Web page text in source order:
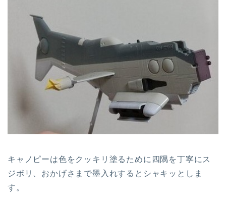
キャノピーは色をクッキリ塗るために四隅を丁寧にス
ジボリ、おかげさまで墨入れするとシャキッとしま
す。